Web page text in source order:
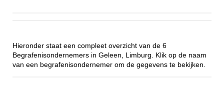
Hieronder staat een compleet overzicht van de 6
Begrafenisondernemers in Geleen, Limburg. Klik op de naam
van een begrafenisondernemer om de gegevens te bekijken.